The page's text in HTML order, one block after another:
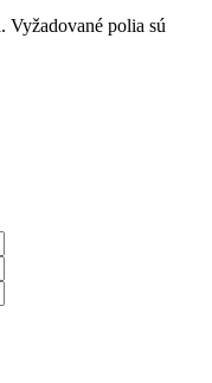
Vyžadované polia sú